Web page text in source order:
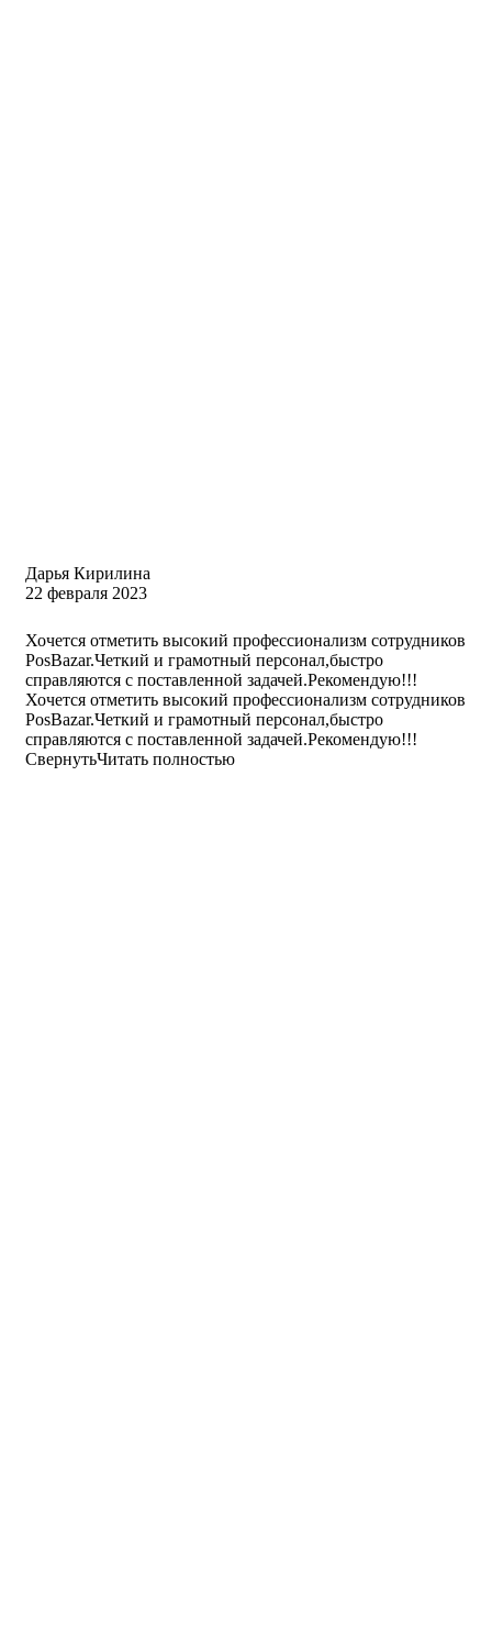
Дарья Кирилина
22 февраля 2023
Хочется отметить высокий профессионализм сотрудников
PosBazar.Четкий и грамотный персонал,быстро
справляются с поставленной задачей.Рекомендую!!!
Хочется отметить высокий профессионализм сотрудников
PosBazar.Четкий и грамотный персонал,быстро
справляются с поставленной задачей.Рекомендую!!!
СвернутьЧитать полностью